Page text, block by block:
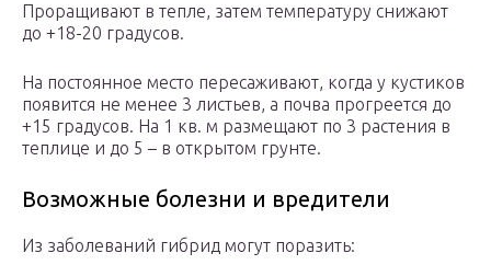
Проращивают в тепле, затем температуру снижают
до +18-20 градусов.
На постоянное место пересаживают, когда у кустиков
появится не менее 3 листьев, а почва прогреется до
+15 градусов. На 1 кв. м размещают по 3 растения в
теплице и до 5 – в открытом грунте.
Возможные болезни и вредители
Из заболеваний гибрид могут поразить: